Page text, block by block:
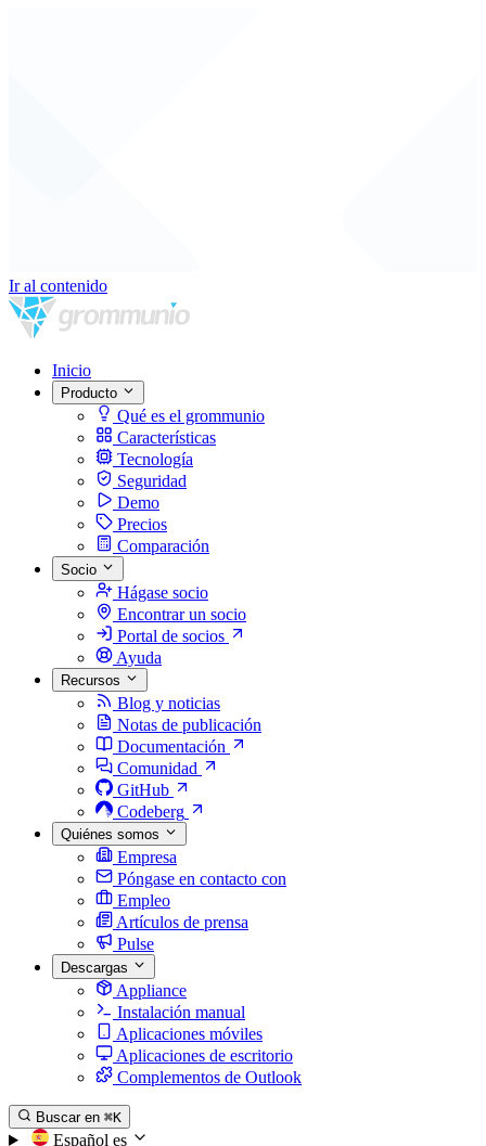
Ir al contenido
Inicio
Producto
Qué es el grommunio
Características
Tecnología
Seguridad
Demo
Precios
Comparación
Socio
Hágase socio
Encontrar un socio
Portal de socios
Ayuda
Recursos
Blog y noticias
Notas de publicación
Documentación
Comunidad
GitHub
Codeberg
Quiénes somos
Empresa
Póngase en contacto con
Empleo
Artículos de prensa
Pulse
Descargas
Appliance
Instalación manual
Aplicaciones móviles
Aplicaciones de escritorio
Complementos de Outlook
Buscar en ⌘K
Español es